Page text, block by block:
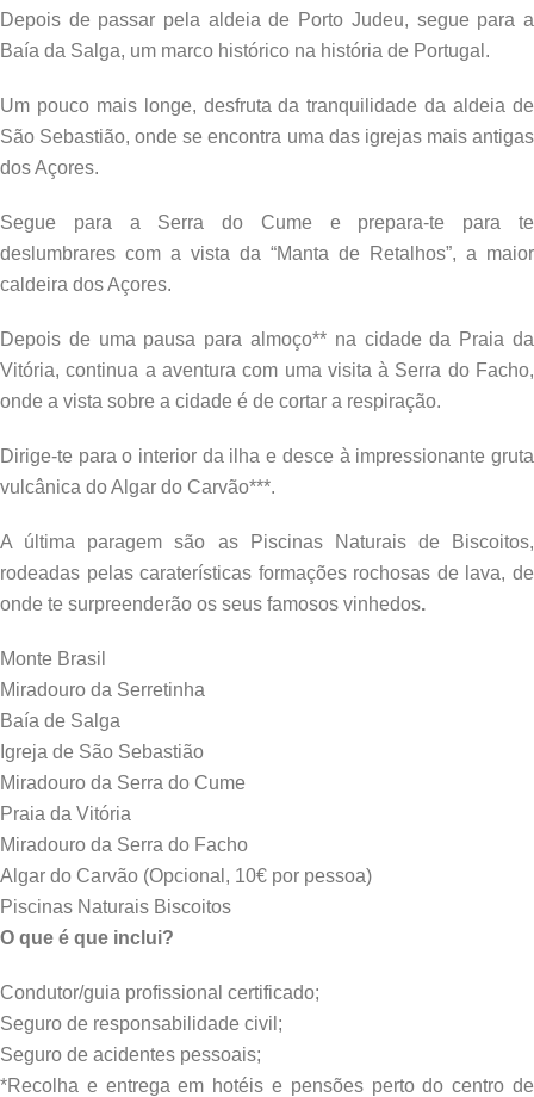
Depois de passar pela aldeia de Porto Judeu, segue para a
Baía da Salga, um marco histórico na história de Portugal.
Um pouco mais longe, desfruta da tranquilidade da aldeia de
São Sebastião, onde se encontra uma das igrejas mais antigas
dos Açores.
Segue para a Serra do Cume e prepara-te para te
deslumbrares com a vista da “Manta de Retalhos”, a maior
caldeira dos Açores.
Depois de uma pausa para almoço** na cidade da Praia da
Vitória, continua a aventura com uma visita à Serra do Facho,
onde a vista sobre a cidade é de cortar a respiração.
Dirige-te para o interior da ilha e desce à impressionante gruta
vulcânica do Algar do Carvão***.
A última paragem são as Piscinas Naturais de Biscoitos,
rodeadas pelas caraterísticas formações rochosas de lava, de
onde te surpreenderão os seus famosos vinhedos.
Monte Brasil
Miradouro da Serretinha
Baía de Salga
Igreja de São Sebastião
Miradouro da Serra do Cume
Praia da Vitória
Miradouro da Serra do Facho
Algar do Carvão (Opcional, 10€ por pessoa)
Piscinas Naturais Biscoitos
O que é que inclui?
Condutor/guia profissional certificado;
Seguro de responsabilidade civil;
Seguro de acidentes pessoais;
*Recolha e entrega em hotéis e pensões perto do centro de